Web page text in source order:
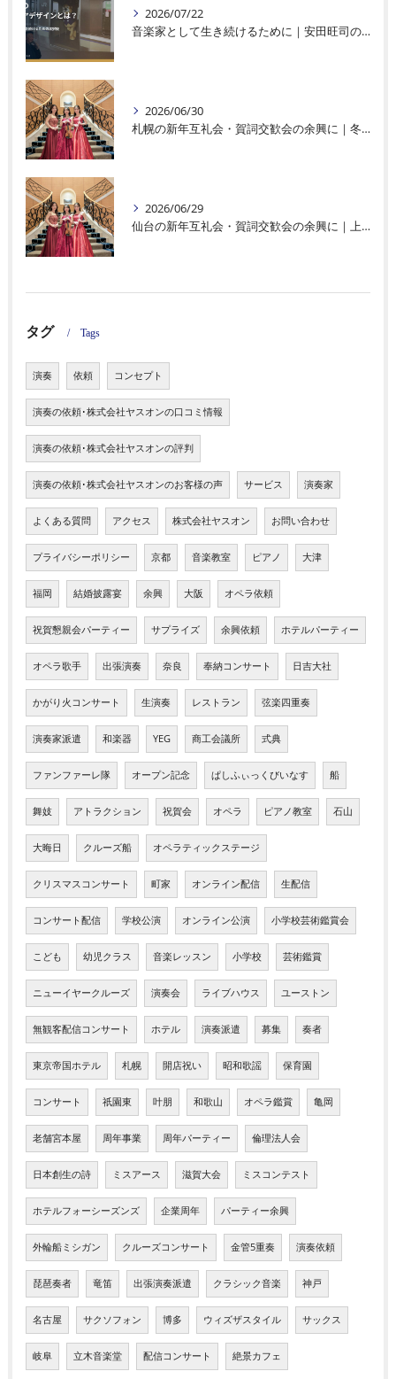
2026/07/22
音楽家として生き続けるために｜安田旺司のキャリアデザイン・仕事づくり・法人化を考える4ページを公開
2026/06/30
札幌の新年互礼会・賀詞交歓会の余興に｜冬のホテル宴会を彩る生演奏・オペラ演出
2026/06/29
仙台の新年互礼会・賀詞交歓会の余興に｜上品であたたかい生演奏・オペラ演出
タグ Tags
演奏 依頼 コンセプト
演奏の依頼･株式会社ヤスオンの口コミ情報
演奏の依頼･株式会社ヤスオンの評判
演奏の依頼･株式会社ヤスオンのお客様の声 サービス 演奏家
よくある質問 アクセス 株式会社ヤスオン お問い合わせ
プライバシーポリシー 京都 音楽教室 ピアノ 大津
福岡 結婚披露宴 余興 大阪 オペラ依頼
祝賀懇親会パーティー サプライズ 余興依頼 ホテルパーティー
オペラ歌手 出張演奏 奈良 奉納コンサート 日吉大社
かがり火コンサート 生演奏 レストラン 弦楽四重奏
演奏家派遣 和楽器 YEG 商工会議所 式典
ファンファーレ隊 オープン記念 ぱしふぃっくびいなす 船
舞妓 アトラクション 祝賀会 オペラ ピアノ教室 石山
大晦日 クルーズ船 オペラティックステージ
クリスマスコンサート 町家 オンライン配信 生配信
コンサート配信 学校公演 オンライン公演 小学校芸術鑑賞会
こども 幼児クラス 音楽レッスン 小学校 芸術鑑賞
ニューイヤークルーズ 演奏会 ライブハウス ユーストン
無観客配信コンサート ホテル 演奏派遣 募集 奏者
東京帝国ホテル 札幌 開店祝い 昭和歌謡 保育園
コンサート 祇園東 叶朋 和歌山 オペラ鑑賞 亀岡
老舗宮本屋 周年事業 周年パーティー 倫理法人会
日本創生の詩 ミスアース 滋賀大会 ミスコンテスト
ホテルフォーシーズンズ 企業周年 パーティー余興
外輪船ミシガン クルーズコンサート 金管5重奏 演奏依頼
琵琶奏者 竜笛 出張演奏派遣 クラシック音楽 神戸
名古屋 サクソフォン 博多 ウィズザスタイル サックス
岐阜 立木音楽堂 配信コンサート 絶景カフェ